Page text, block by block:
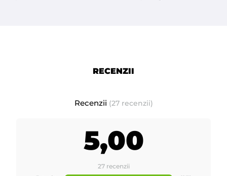
topeste. Odata ce obtineti o temperatura pe care corpul o
parafina pe zona dorita de cel putin 3 ori pana cand se
pelicula usor de indepartat, care va trata pielea uscata si
crapata si va elimina aspectul de maini si picioare dure.
manusile/botosei din celofan si, dupa manusile/
din bumbac pentru a mentine temperatura constanta in
RECENZII
Recenzii (27 recenzii)
5,00
27 recenzii